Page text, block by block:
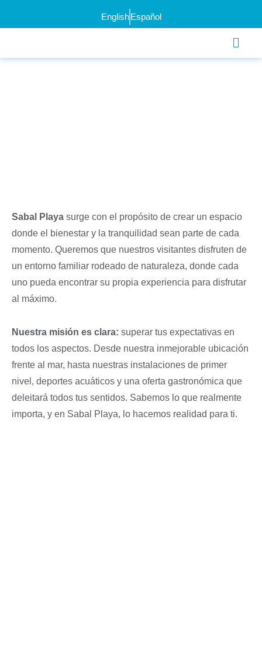
English Español
Sabal Playa surge con el propósito de crear un espacio
donde el bienestar y la tranquilidad sean parte de cada
momento. Queremos que nuestros visitantes disfruten de
un entorno familiar rodeado de naturaleza, donde cada
uno pueda encontrar su propia experiencia para disfrutar
al máximo.
Nuestra misión es clara: superar tus expectativas en
todos los aspectos. Desde nuestra inmejorable ubicación
frente al mar, hasta nuestras instalaciones de primer
nivel, deportes acuáticos y una oferta gastronómica que
deleitará todos tus sentidos. Sabemos lo que realmente
importa, y en Sabal Playa, lo hacemos realidad para ti.